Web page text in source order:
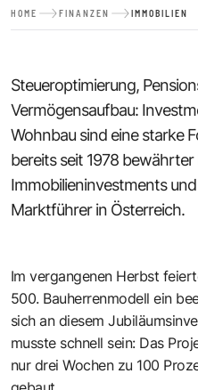
HOME FINANZEN IMMOBILIEN
Steueroptimierung,
Vermögensaufbau:
Wohnbau sind eine starke
bereits seit 1978
Immobilieninvestments
Marktführer in Österreich.
Im vergangenen Herbst
500. Bauherrenmodell ein
sich an diesem
musste schnell sein: Das
nur drei Wochen zu 100